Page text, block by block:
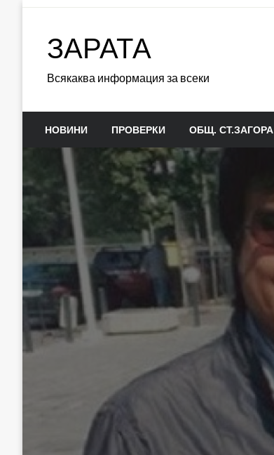
ЗАРАТА
Всякаква информация за всеки
НОВИНИ ПРОВЕРКИ ОБЩ. СТ.ЗАГОРА